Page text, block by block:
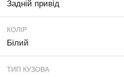
Задній привід
КОЛІР
Білий
ТИП КУЗОВА